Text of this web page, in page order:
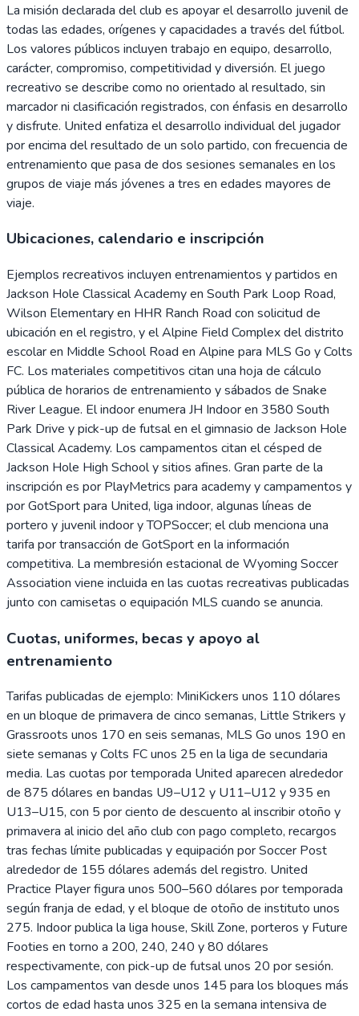
La misión declarada del club es apoyar el desarrollo juvenil de
todas las edades, orígenes y capacidades a través del fútbol.
Los valores públicos incluyen trabajo en equipo, desarrollo,
carácter, compromiso, competitividad y diversión. El juego
recreativo se describe como no orientado al resultado, sin
marcador ni clasificación registrados, con énfasis en desarrollo
y disfrute. United enfatiza el desarrollo individual del jugador
por encima del resultado de un solo partido, con frecuencia de
entrenamiento que pasa de dos sesiones semanales en los
grupos de viaje más jóvenes a tres en edades mayores de
viaje.
Ubicaciones, calendario e inscripción
Ejemplos recreativos incluyen entrenamientos y partidos en
Jackson Hole Classical Academy en South Park Loop Road,
Wilson Elementary en HHR Ranch Road con solicitud de
ubicación en el registro, y el Alpine Field Complex del distrito
escolar en Middle School Road en Alpine para MLS Go y Colts
FC. Los materiales competitivos citan una hoja de cálculo
pública de horarios de entrenamiento y sábados de Snake
River League. El indoor enumera JH Indoor en 3580 South
Park Drive y pick-up de futsal en el gimnasio de Jackson Hole
Classical Academy. Los campamentos citan el césped de
Jackson Hole High School y sitios afines. Gran parte de la
inscripción es por PlayMetrics para academy y campamentos y
por GotSport para United, liga indoor, algunas líneas de
portero y juvenil indoor y TOPSoccer; el club menciona una
tarifa por transacción de GotSport en la información
competitiva. La membresión estacional de Wyoming Soccer
Association viene incluida en las cuotas recreativas publicadas
junto con camisetas o equipación MLS cuando se anuncia.
Cuotas, uniformes, becas y apoyo al
entrenamiento
Tarifas publicadas de ejemplo: MiniKickers unos 110 dólares
en un bloque de primavera de cinco semanas, Little Strikers y
Grassroots unos 170 en seis semanas, MLS Go unos 190 en
siete semanas y Colts FC unos 25 en la liga de secundaria
media. Las cuotas por temporada United aparecen alrededor
de 875 dólares en bandas U9–U12 y U11–U12 y 935 en
U13–U15, con 5 por ciento de descuento al inscribir otoño y
primavera al inicio del año club con pago completo, recargos
tras fechas límite publicadas y equipación por Soccer Post
alrededor de 155 dólares además del registro. United
Practice Player figura unos 500–560 dólares por temporada
según franja de edad, y el bloque de otoño de instituto unos
275. Indoor publica la liga house, Skill Zone, porteros y Future
Footies en torno a 200, 240, 240 y 80 dólares
respectivamente, con pick-up de futsal unos 20 por sesión.
Los campamentos van desde unos 145 para los bloques más
cortos de edad hasta unos 325 en la semana intensiva de